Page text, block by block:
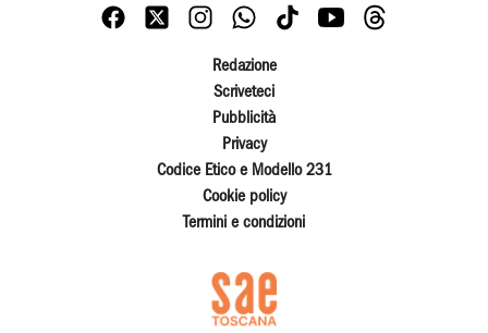
Redazione
Scriveteci
Pubblicità
Privacy
Codice Etico e Modello 231
Cookie policy
Termini e condizioni